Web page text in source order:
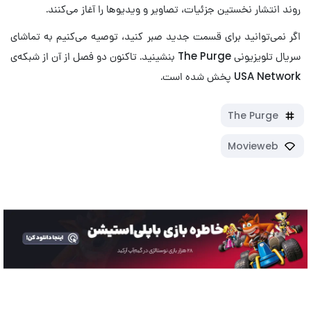
روند انتشار نخستین جزئیات، تصاویر و ویدیوها را آغاز می‌کنند.
اگر نمی‌توانید برای قسمت جدید صبر کنید، توصیه می‌کنیم به تماشای
سریال تلویزیونی The Purge بنشینید. تاکنون دو فصل از آن از شبکه‌ی
USA Network پخش شده است.
The Purge
Movieweb